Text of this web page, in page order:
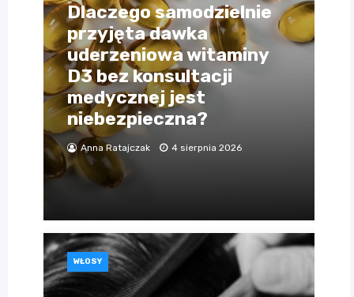
Dlaczego samodzielnie
przyjęta dawka
uderzeniowa witaminy
D3 bez konsultacji
medycznej jest
niebezpieczna?
Anna Ratajczak 4 sierpnia 2026
WŁOSY